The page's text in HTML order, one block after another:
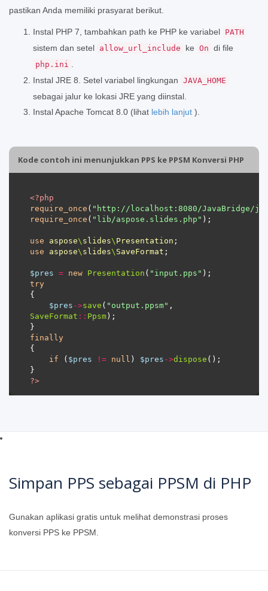
pastikan Anda memiliki prasyarat berikut.
Instal PHP 7, tambahkan path ke PHP ke variabel PATH
sistem dan setel allow_url_include ke On di file
php.ini
Instal JRE 8. Setel variabel lingkungan JAVA_HOME
sebagai jalur ke lokasi JRE yang diinstal.
Instal Apache Tomcat 8.0 (lihat lebih lanjut ).
Kode contoh ini menunjukkan PPS ke PPSM Konversi PHP
<?php
require_once ( "http://localhost:8080/JavaBridge/
require_once ( "lib/aspose.slides.php"
use aspose\ slides\ Presentation
use
aspose\ slides\ SaveFormat
$pres = new Presentation ( "input.pps"
try
$pres ->save ( "output.ppsm"
SaveFormat :: Ppsm
finally
if ( $pres != null ) $pres ->dispose
?>
Simpan PPS sebagai PPSM di PHP
Gunakan aplikasi gratis untuk melihat demonstrasi proses
konversi PPS ke PPSM.